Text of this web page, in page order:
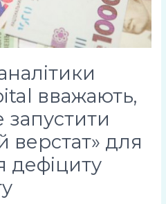
вважають,
верстат» для
дефіциту